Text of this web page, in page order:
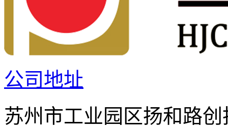
公司地址
苏州市工业园区扬和路